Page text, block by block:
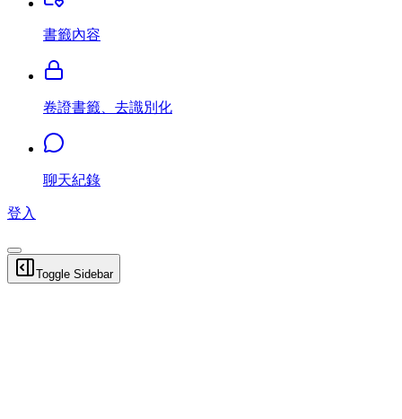
書籤內容
卷證書籤、去識別化
聊天紀錄
登入
Toggle Sidebar